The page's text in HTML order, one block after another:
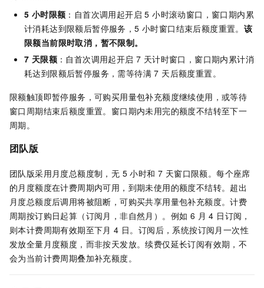
5 小时限额 ：自首次调用起开启 5 小时滚动窗口，窗口期内累
计消耗达到限额后暂停服务，5 小时窗口结束后额度重置。 该
限额当前限时取消，暂不限制。
7 天限额 ：自首次调用起开启 7 天计时窗口，窗口期内累计消
耗达到限额后暂停服务，需等待满 7 天后额度重置。
限额触顶即暂停服务，可购买用量包补充额度继续使用，或等待
窗口周期结束后额度重置。窗口期内未用完的额度不结转至下一
周期。
团队版
团队版采用月度总额度制，无 5 小时和 7 天窗口限额。每个座席
的月度额度在计费周期内可用，到期未使用的额度不结转。超出
月度总额度后调用将被阻断，可购买共享用量包补充额度。计费
周期按订购日起算（订阅月，非自然月）。例如 6 月 4 日订阅，
则本计费周期有效期至下月 4 日。订阅后，系统按订阅月一次性
发放全量月度额度，而非按天发放。续费仅延长订阅有效期，不
会为当前计费周期叠加补充额度。